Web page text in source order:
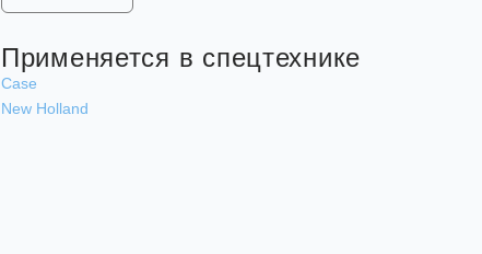
Применяется в спецтехнике
Case
New Holland